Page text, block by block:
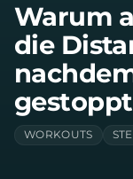
Warum
die
WORKOUTS